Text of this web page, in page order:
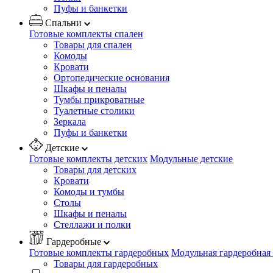
Пуфы и банкетки
Спальни
Готовые комплекты спален
Товары для спален
Комоды
Кровати
Ортопедические основания
Шкафы и пеналы
Тумбы прикроватные
Туалетные столики
Зеркала
Пуфы и банкетки
Детские
Готовые комплекты детских Модульные детские
Товары для детских
Кровати
Комоды и тумбы
Столы
Шкафы и пеналы
Стеллажи и полки
Гардеробные
Готовые комплекты гардеробных Модульная
Товары для гардеробных